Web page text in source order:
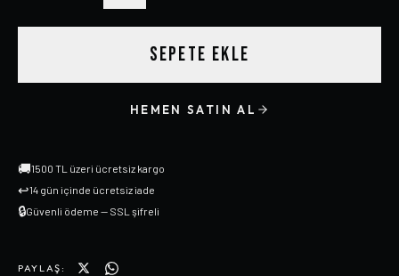
SEPETE EKLE
HEMEN SATIN AL
🚚1500 TL üzeri ücretsiz kargo
↩14 gün içinde ücretsiz iade
🔒Güvenli ödeme — SSL şifreli
PAYLAŞ: